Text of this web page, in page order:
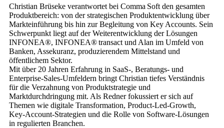
Christian Brüseke verantwortet bei Comma Soft den gesamten
Produktbereich: von der strategischen Produktentwicklung über
Markteinführung bis hin zur Begleitung von Key Accounts. Sein
Schwerpunkt liegt auf der Weiterentwicklung der Lösungen
INFONEA®, INFONEA® transact und Alan im Umfeld von
Banken, Assekuranz, produzierendem Mittelstand und
öffentlichem Sektor.
Mit über 20 Jahren Erfahrung in SaaS-, Beratungs- und
Enterprise‑Sales‑Umfeldern bringt Christian tiefes Verständnis
für die Verzahnung von Produktstrategie und
Marktdurchdringung mit. Als Redner fokussiert er sich auf
Themen wie digitale Transformation, Product‑Led‑Growth,
Key‑Account‑Strategien und die Rolle von Software‑Lösungen
in regulierten Branchen.